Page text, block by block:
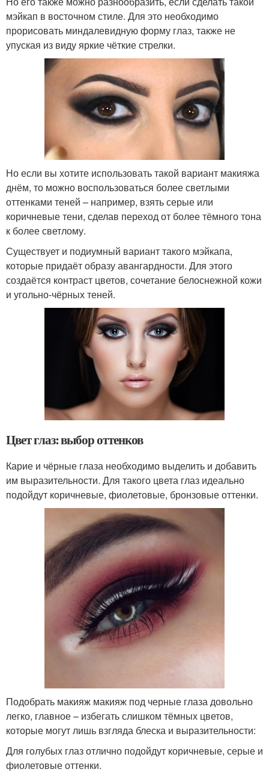
мэйкап в восточном стиле. Для это необходимо
прорисовать миндалевидную форму глаз, также не
упуская из виду яркие чёткие стрелки.
Но если вы хотите использовать такой вариант макияжа
днём, то можно воспользоваться более светлыми
оттенками теней – например, взять серые или
коричневые тени, сделав переход от более тёмного тона
к более светлому.
Существует и подиумный вариант такого мэйкапа,
которые придаёт образу авангардности. Для этого
создаётся контраст цветов, сочетание белоснежной кожи
и угольно-чёрных теней.
Цвет глаз: выбор оттенков
Карие и чёрные глаза необходимо выделить и добавить
им выразительности. Для такого цвета глаз идеально
подойдут коричневые, фиолетовые, бронзовые оттенки.
Подобрать макияж макияж под черные глаза довольно
легко, главное – избегать слишком тёмных цветов,
которые могут лишь взгляда блеска и выразительности:
Для голубых глаз отлично подойдут коричневые, серые и
фиолетовые оттенки.